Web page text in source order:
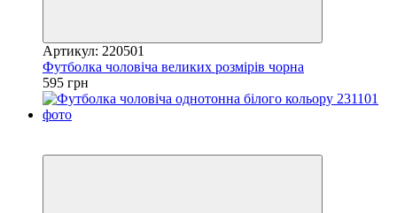
Артикул: 220501
Футболка чоловіча великих розмірів чорна
595 грн